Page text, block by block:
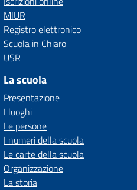
MIUR
Registro elettronico
Scuola in Chiaro
USR
La scuola
Presentazione
I luoghi
Le persone
I numeri della scuola
Le carte della scuola
Organizzazione
La storia